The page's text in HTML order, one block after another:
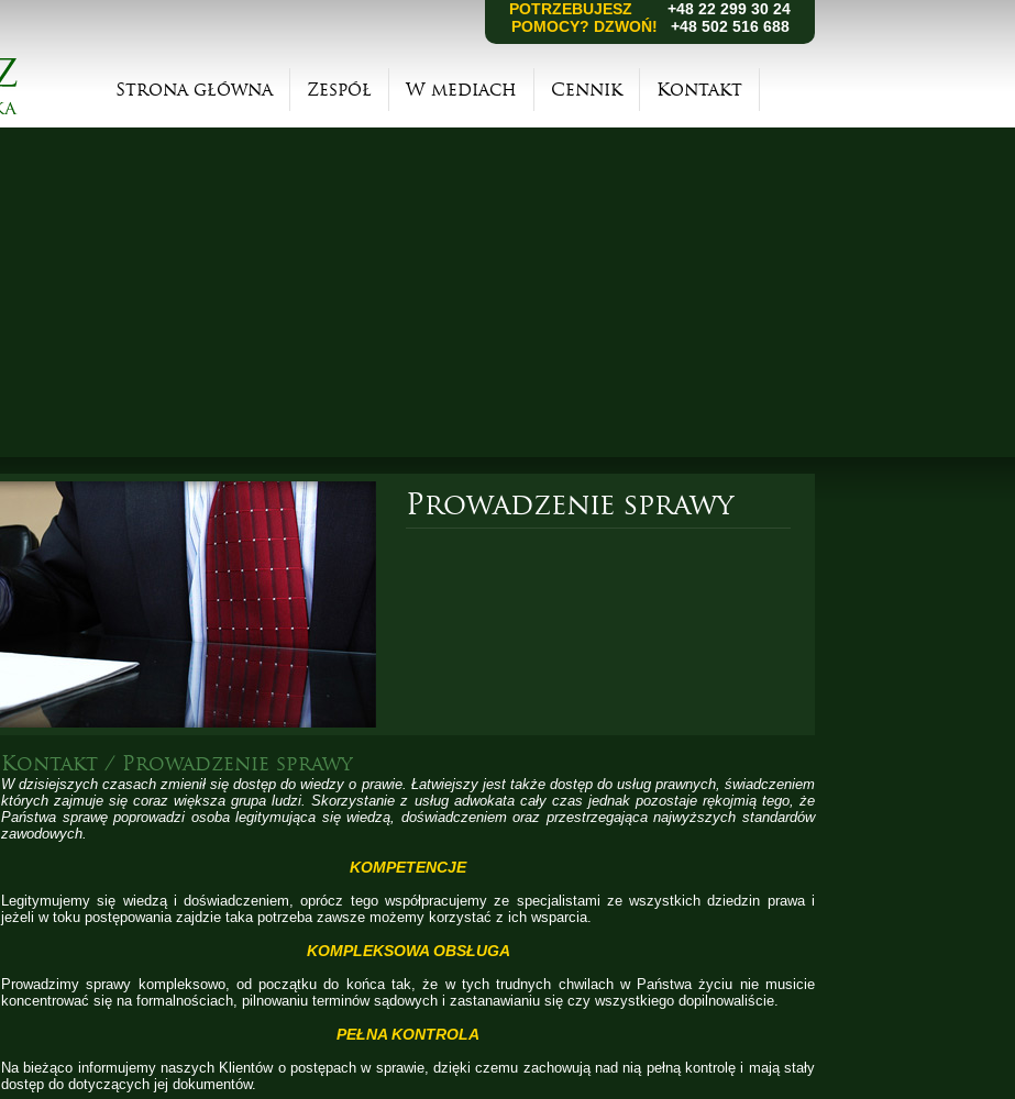
POTRZEBUJESZ +48 22 299 30 24
POMOCY? DZWOŃ! +48 502 516 688
Strona główna Zespół W mediach Cennik Kontakt
Prowadzenie sprawy
Kontakt / Prowadzenie sprawy
W dzisiejszych czasach zmienił się dostęp do wiedzy o prawie. Łatwiejszy jest także dostęp do usług prawnych, świadczeniem
których zajmuje się coraz większa grupa ludzi. Skorzystanie z usług adwokata cały czas jednak pozostaje rękojmią tego, że
Państwa sprawę poprowadzi osoba legitymująca się wiedzą, doświadczeniem oraz przestrzegająca najwyższych standardów
zawodowych.
KOMPETENCJE
Legitymujemy się wiedzą i doświadczeniem, oprócz tego współpracujemy ze specjalistami ze wszystkich dziedzin prawa i
jeżeli w toku postępowania zajdzie taka potrzeba zawsze możemy korzystać z ich wsparcia.
KOMPLEKSOWA OBSŁUGA
Prowadzimy sprawy kompleksowo, od początku do końca tak, że w tych trudnych chwilach w Państwa życiu nie musicie
koncentrować się na formalnościach, pilnowaniu terminów sądowych i zastanawianiu się czy wszystkiego dopilnowaliście.
PEŁNA KONTROLA
Na bieżąco informujemy naszych Klientów o postępach w sprawie, dzięki czemu zachowują nad nią pełną kontrolę i mają stały
dostęp do dotyczących jej dokumentów.